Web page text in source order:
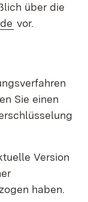
über die
(Öffnet in
vor.
Sie einen
Version
haben.